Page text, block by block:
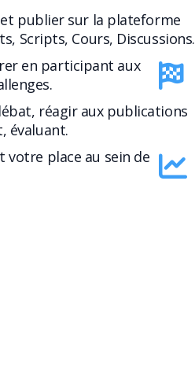
publier sur la plateforme
Scripts, Cours, Discussions.
en participant aux
réagir aux publications
évaluant.
votre place au sein de